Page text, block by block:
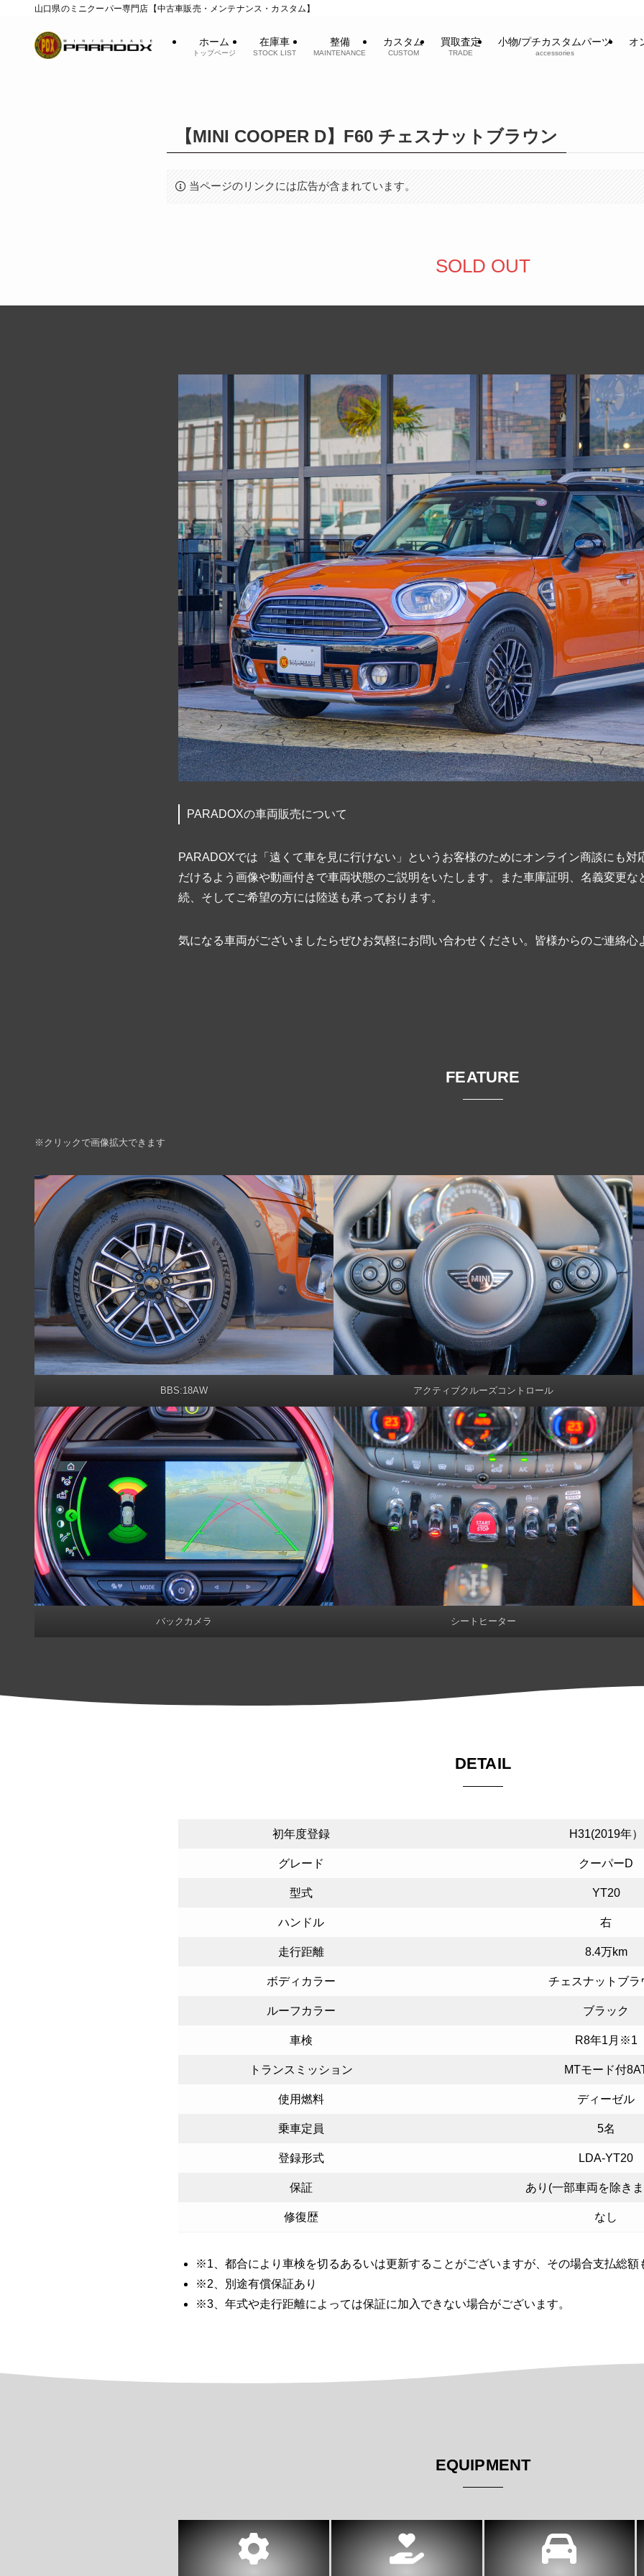
山口県のミニクーパー専門店【中古車販売・メンテナンス・カスタム】
ホーム
トップページ
在庫車
STOCK LIST
整備
MAINTENANCE
カスタム
CUSTOM
買取査定
TRADE
小物/プチカスタムパーツ
accessories
オ
【MINI COOPER D】F60 チェスナットブラウン
当ページのリンクには広告が含まれています。
SOLD OUT
PARADOXの車両販売について
PARADOXでは「遠くて車を見に行けない」というお客様のためにオンライン商談にも対
だけるよう画像や動画付きで車両状態のご説明をいたします。また車庫証明、名義変更な
続、そしてご希望の方には陸送も承っております。
気になる車両がございましたらぜひお気軽にお問い合わせください。皆様からのご連絡心
FEATURE
※クリックで画像拡大できます
BBS:18AW アクティブクルーズコントロール
バックカメラ シートヒーター
DETAIL
初年度登録 H31(2019年）
グレード クーパーD
型式 YT20
ハンドル 右
走行距離 8.4万km
ボディカラー チェスナットブラ
ルーフカラー ブラック
車検 R8年1月※1
トランスミッション MTモード付
使用燃料 ディーゼル
乗車定員 5名
登録形式 LDA-YT20
保証 あり(一部車両を除き
修復歴 なし
※1、都合により車検を切るあるいは更新することがございますが、その場合支払総額
※2、別途有償保証あり
※3、年式や走行距離によっては保証に加入できない場合がございます。
EQUIPMENT